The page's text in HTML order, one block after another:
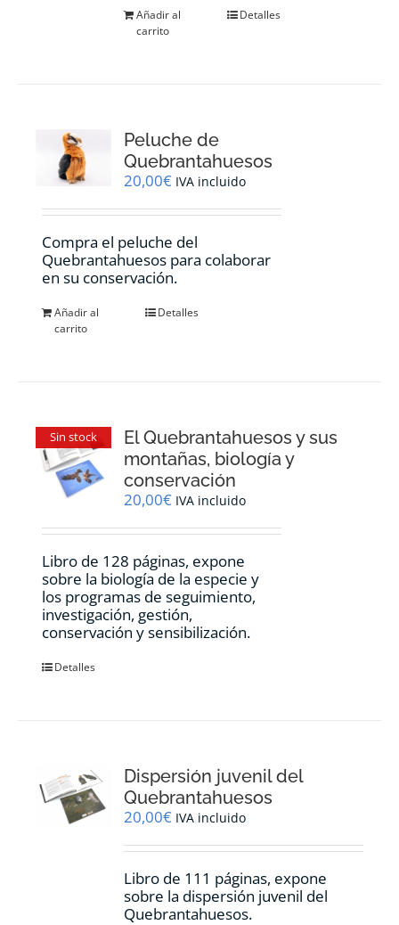
Añadir al
carrito
Detalles
Peluche de
Quebrantahuesos
20,00€ IVA incluido
Compra el peluche del
Quebrantahuesos para colaborar
en su conservación.
Añadir al
carrito
Detalles
Sin stock
El Quebrantahuesos y sus
montañas, biología y
conservación
20,00€ IVA incluido
Libro de 128 páginas, expone
sobre la biología de la especie y
los programas de seguimiento,
investigación, gestión,
conservación y sensibilización.
Detalles
Dispersión juvenil del
Quebrantahuesos
20,00€ IVA incluido
Libro de 111 páginas, expone
sobre la dispersión juvenil del
Quebrantahuesos.